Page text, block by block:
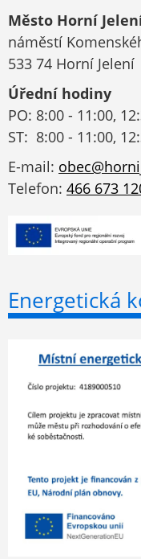
Město Horní
náměstí
533 74 Horní Jelení
Úřední hodiny
PO: 8:00 - 11:00,
ST: 8:00 - 11:00,
E-mail:
Telefon: 466 673
Energetická